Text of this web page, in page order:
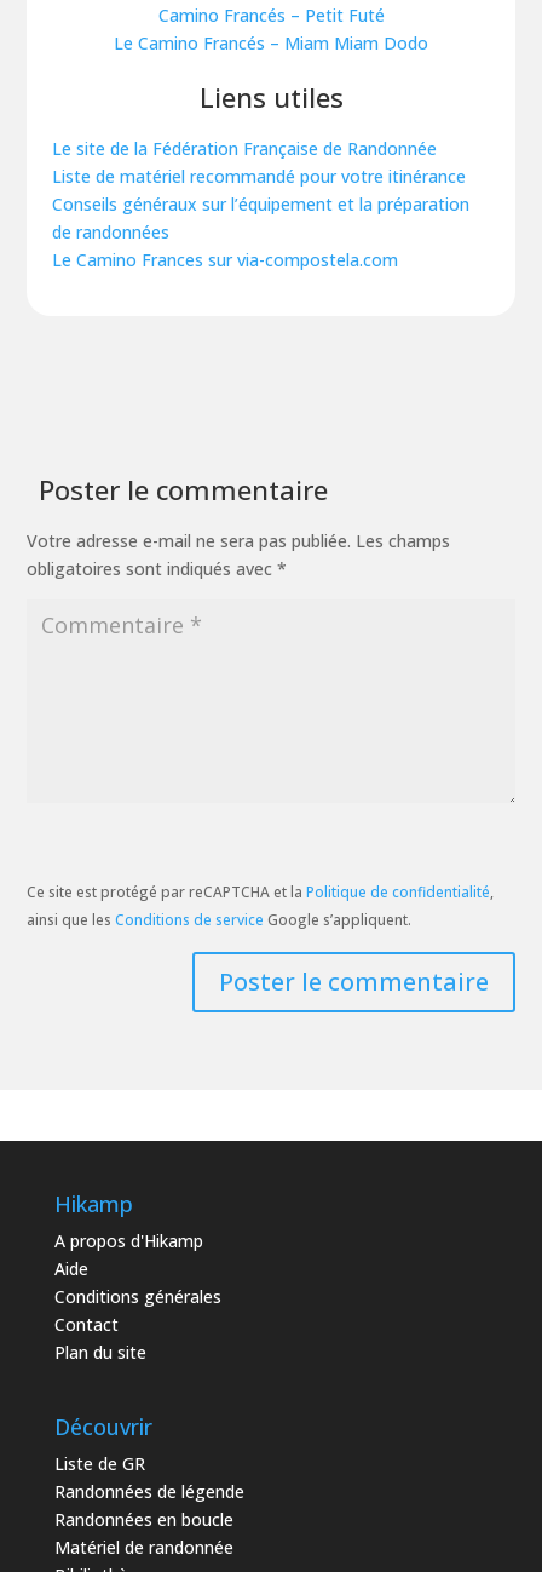
Camino Francés – Petit Futé
Le Camino Francés – Miam Miam Dodo
Liens utiles
Le site de la Fédération Française de Randonnée
Liste de matériel recommandé pour votre itinérance
Conseils généraux sur l’équipement et la préparation
de randonnées
Le Camino Frances sur via-compostela.com
Poster le commentaire
Votre adresse e-mail ne sera pas publiée. Les champs
obligatoires sont indiqués avec*
Ce site est protégé par reCAPTCHA et laPolitique de confidentialité
ainsi que lesConditions de service Google s’appliquent.
Hikamp
A propos d'Hikamp
Aide
Conditions générales
Contact
Plan du site
Découvrir
Liste de GR
Randonnées de légende
Randonnées en boucle
Matériel de randonnée